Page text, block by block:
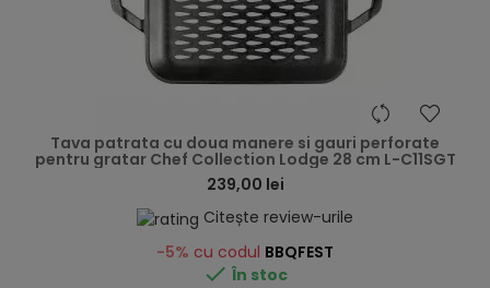
Tava patrata cu doua manere si gauri perforate
pentru gratar Chef Collection Lodge 28 cm L-C11SGT
239,00 lei
Citește review-urile
-5% cu codul BBQFEST
 În stoc